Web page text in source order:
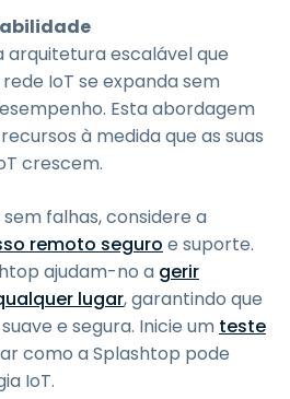
arquitetura escalável que
IoT se expanda sem
Esta abordagem
à medida que as suas
crescem.
falhas, considere a
remoto seguro e suporte.
ajudam-no a gerir
lugar,garantindo que
e segura. Inicie um teste
como a Splashtop pode
IoT.